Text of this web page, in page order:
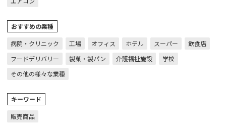
おすすめの業種
病院・クリニック
工場 オフィス ホテル スーパー
飲食店
フードデリバリー
製菓・製パン 介護福祉施設
学校
その他の様々な業種
キーワード
販売商品